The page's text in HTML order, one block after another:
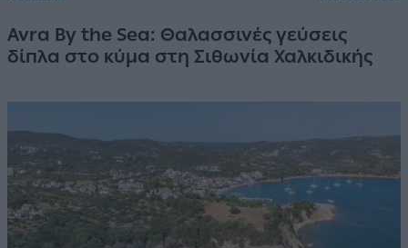
Avra By the Sea: Θαλασσινές γεύσεις
δίπλα στο κύμα στη Σιθωνία Χαλκιδικής